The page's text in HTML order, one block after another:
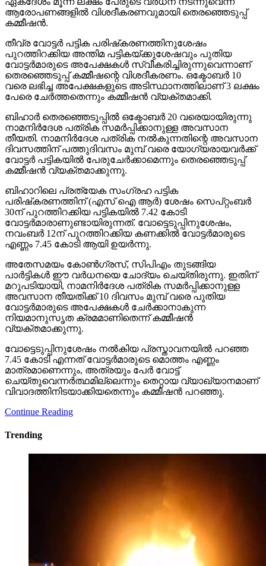
ആരോപണങ്ങളില്‍ വിശദീകരണവുമായി തെരഞ്ഞെടുപ്പ്
കമ്മീഷന്‍.
തീവ്ര വോട്ടര്‍ പട്ടിക പരിഷ്‌കരണത്തിനുശേഷം
പുറത്തിറക്കിയ അന്തിമ പട്ടികയ്ക്കുശേഷവും പുതിയ
വോട്ടര്‍മാരുടെ അപേക്ഷകള്‍ സ്വീകരിച്ചിരുന്നുവെന്നാണ്
തെരഞ്ഞെടുപ്പ് കമ്മീഷന്റെ വിശദീകരണം. ഒക്ടോബര്‍ 10
വരെ ലഭിച്ച അപേക്ഷകളുടെ അടിസ്ഥാനത്തിലാണ് 3 ലക്ഷം
പേരെ ചേര്‍ത്തതെന്നും കമ്മീഷന്‍ വ്യക്തമാക്കി.
ബിഹാര്‍ തെരഞ്ഞെടുപ്പില്‍ ഒക്ടോബര്‍ 20 വരെയായിരുന്നു
നാമനിര്‍ദേശ പത്രിക സമര്‍പ്പിക്കാനുള്ള അവസാന
തീയതി. നാമനിര്‍ദേശ പത്രിക നല്‍കുന്നതിന്റെ അവസാന
ദിവസത്തിന് പത്തുദിവസം മുമ്പ് വരെ യോഗ്യരായവര്‍ക്ക്
വോട്ടര്‍ പട്ടികയില്‍ പേരുചേര്‍ക്കാമെന്നും തെരഞ്ഞെടുപ്പ്
കമ്മീഷന്‍ വ്യക്തമാക്കുന്നു.
ബിഹാറിലെ പ്രത്യേക സംഗ്രഹ പട്ടിക
പരിഷ്‌കരണത്തിന് (എസ് ഐ ആര്‍) ശേഷം സെപ്റ്റംബര്‍
30ന് പുറത്തിറക്കിയ പട്ടികയില്‍ 7.42 കോടി
വോട്ടര്‍മാരാണുണ്ടായിരുന്നത്. വോട്ടെടുപ്പിനുശേഷം,
നവംബര്‍ 12ന് പുറത്തിറക്കിയ കണക്കില്‍ വോട്ടര്‍മാരുടെ
എണ്ണം 7.45 കോടി ആയി ഉയര്‍ന്നു.
അതേസമയം കോണ്‍ഗ്രസ്, സിപിഎം തുടങ്ങിയ
പാര്‍ട്ടികള്‍ ഈ വര്‍ധനയെ ചോദ്യം ചെയ്തിരുന്നു. ഇതിന്
മറുപടിയായി, നാമനിര്‍ദേശ പത്രിക സമര്‍പ്പിക്കാനുള്ള
അവസാന തീയതിക്ക് 10 ദിവസം മുമ്പ് വരെ പുതിയ
വോട്ടര്‍മാരുടെ അപേക്ഷകള്‍ ചേര്‍ക്കാനാകുന്ന
നിയമാനുസൃത ക്രമമാണിതെന്ന് കമ്മീഷന്‍
വ്യക്തമാക്കുന്നു.
വോട്ടെടുപ്പിനുശേഷം നല്‍കിയ പ്രസ്താവനയില്‍ പറഞ്ഞ
7.45 കോടി എന്നത് വോട്ടര്‍മാരുടെ മൊത്തം എണ്ണം
മാത്രമാണെന്നും, അത്രയും പേര്‍ വോട്ട്
ചെയ്തുവെന്നര്‍ത്ഥമില്ലെന്നും തെറ്റായ വ്യാഖ്യാനമാണ്
വിവാദത്തിനിടയാക്കിയതെന്നും കമ്മീഷന്‍ പറഞ്ഞു.
Continue Reading
Trending